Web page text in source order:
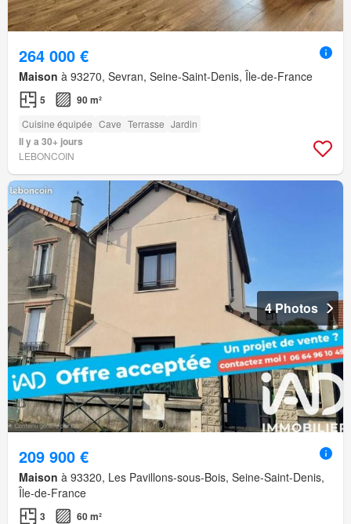
264 000 €
Maison à 93270, Sevran, Seine-Saint-Denis, Île-de-France
5 90 m²
Cuisine équipée Cave Terrasse Jardin
Il y a 30+ jours
LEBONCOIN
4 Photos
209 900 €
Maison à 93320, Les Pavillons-sous-Bois, Seine-Saint-Denis,
Île-de-France
3 60 m²